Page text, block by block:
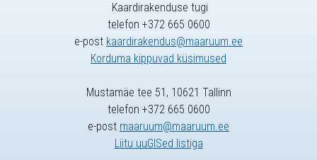
Kaardirakenduse tugi
telefon +372 665 0600
e-post kaardirakendus@maaruum.ee
Korduma kippuvad küsimused
Mustamäe tee 51, 10621 Tallinn
telefon +372 665 0600
e-post maaruum@maaruum.ee
Liitu uuGISed listiga